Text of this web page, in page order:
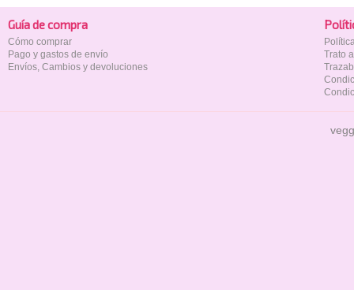
Guía de compra
Cómo comprar
Pago y gastos de envío
Envíos, Cambios y devoluciones
Trato